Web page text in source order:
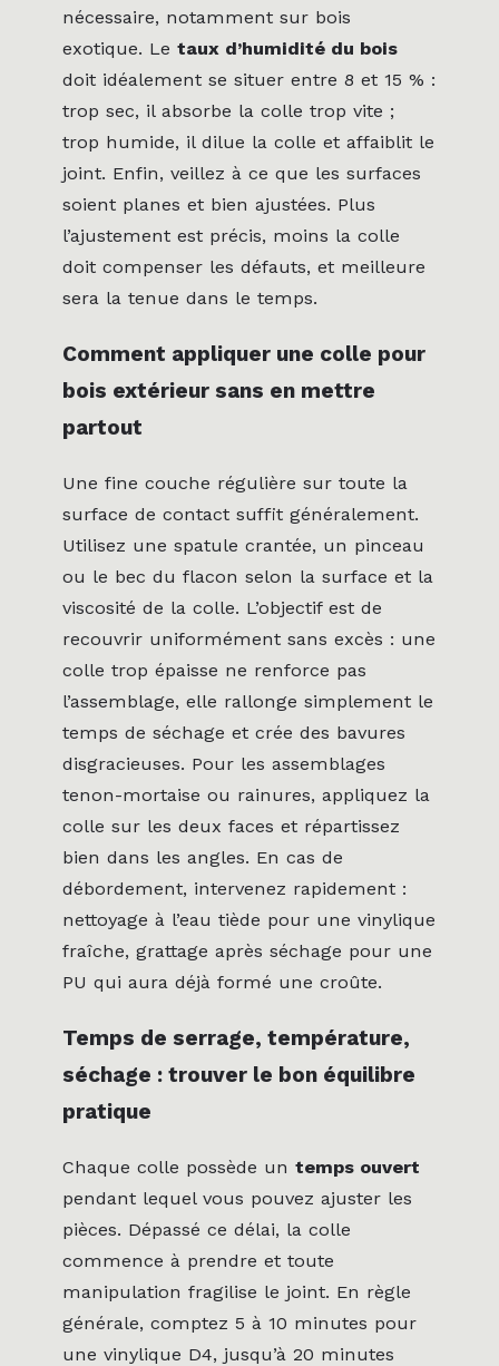
nécessaire, notamment sur bois
exotique. Le taux d’humidité du bois
doit idéalement se situer entre 8 et 15 % :
trop sec, il absorbe la colle trop vite ;
trop humide, il dilue la colle et affaiblit le
joint. Enfin, veillez à ce que les surfaces
soient planes et bien ajustées. Plus
l’ajustement est précis, moins la colle
doit compenser les défauts, et meilleure
sera la tenue dans le temps.
Comment appliquer une colle pour
bois extérieur sans en mettre
partout
Une fine couche régulière sur toute la
surface de contact suffit généralement.
Utilisez une spatule crantée, un pinceau
ou le bec du flacon selon la surface et la
viscosité de la colle. L’objectif est de
recouvrir uniformément sans excès : une
colle trop épaisse ne renforce pas
l’assemblage, elle rallonge simplement le
temps de séchage et crée des bavures
disgracieuses. Pour les assemblages
tenon-mortaise ou rainures, appliquez la
colle sur les deux faces et répartissez
bien dans les angles. En cas de
débordement, intervenez rapidement :
nettoyage à l’eau tiède pour une vinylique
fraîche, grattage après séchage pour une
PU qui aura déjà formé une croûte.
Temps de serrage, température,
séchage : trouver le bon équilibre
pratique
Chaque colle possède un temps ouvert
pendant lequel vous pouvez ajuster les
pièces. Dépassé ce délai, la colle
commence à prendre et toute
manipulation fragilise le joint. En règle
générale, comptez 5 à 10 minutes pour
une vinylique D4, jusqu’à 20 minutes